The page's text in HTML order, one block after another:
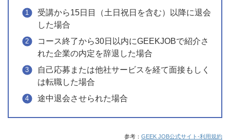
受講から15日目（土日祝日を含む）以降に退会
した場合
コース終了から30日以内にGEEKJOBで紹介さ
れた企業の内定を辞退した場合
自己応募または他社サービスを経て面接もしく
は転職した場合
途中退会させられた場合
参考： GEEK JOB公式サイト‐利用規約